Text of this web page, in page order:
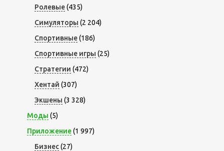
Ролевые(435)
Симуляторы (2 204)
Спортивные(186)
Спортивные игры (25)
Стратегии (472)
Хентай (307)
Экшены (3 328)
Моды (5)
Приложение(1 997)
Бизнес(27)